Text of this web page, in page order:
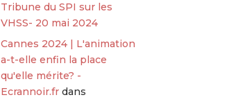
Tribune du SPI sur les
VHSS- 20 mai 2024
Cannes 2024 | L'animation
a-t-elle enfin la place
qu'elle mérite? -
Ecrannoir.fr dans